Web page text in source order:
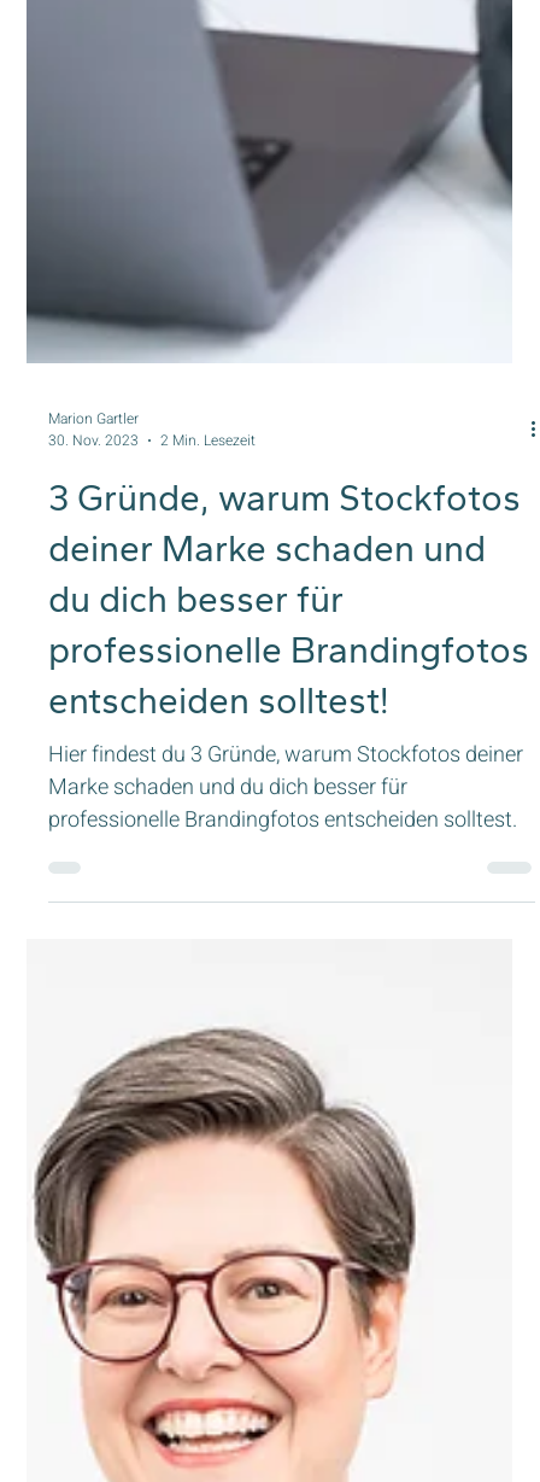
Marion Gartler
30. Nov. 2023
2 Min. Lesezeit
3 Gründe, warum Stockfotos
deiner Marke schaden und
du dich besser für
professionelle Brandingfotos
entscheiden solltest!
Marke schaden und du dich besser für